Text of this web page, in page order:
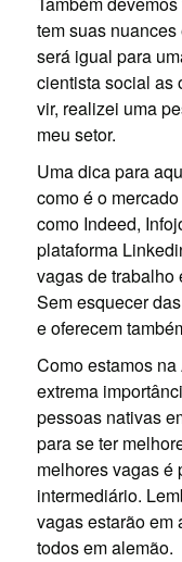
tem suas
será igual para
cientista social as
vir, realizei uma
meu setor.
Uma dica para
como é o
como Indeed,
plataforma
vagas de trabalho
Sem esquecer
e oferecem
Como estamos
extrema
pessoas nativas
para se ter
melhores vagas é
intermediário.
vagas estarão em
todos em alemão.